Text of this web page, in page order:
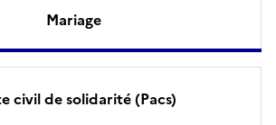
Mariage
civil de solidarité (Pacs)